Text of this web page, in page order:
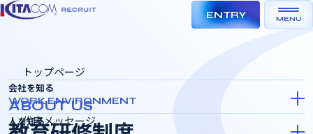
ENTRY MENU
トップページ
会社を知る
ABOUT US
代表メッセージ
人を知る
WORK ENVIRONMENT